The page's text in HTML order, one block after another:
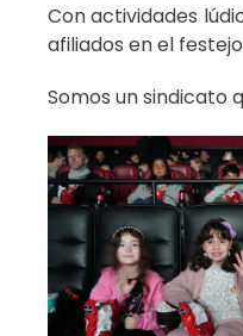
Con actividades
afiliados en el
Somos un sindicato